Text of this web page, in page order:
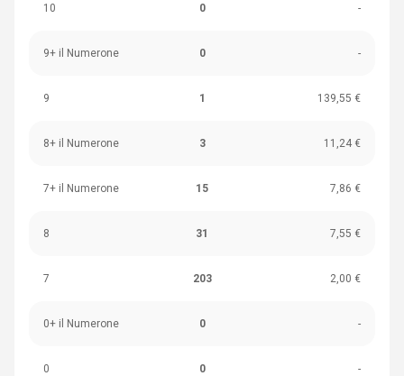
10 0 -
9+ il Numerone 0 -
9 1 139,55 €
8+ il Numerone 3 11,24 €
7+ il Numerone 15 7,86 €
8 31 7,55 €
7 203 2,00 €
0+ il Numerone 0 -
0 0 -